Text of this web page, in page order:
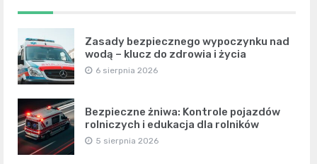
Zasady bezpiecznego wypoczynku nad
wodą – klucz do zdrowia i życia
6 sierpnia 2026
Bezpieczne żniwa: Kontrole pojazdów
rolniczych i edukacja dla rolników
5 sierpnia 2026